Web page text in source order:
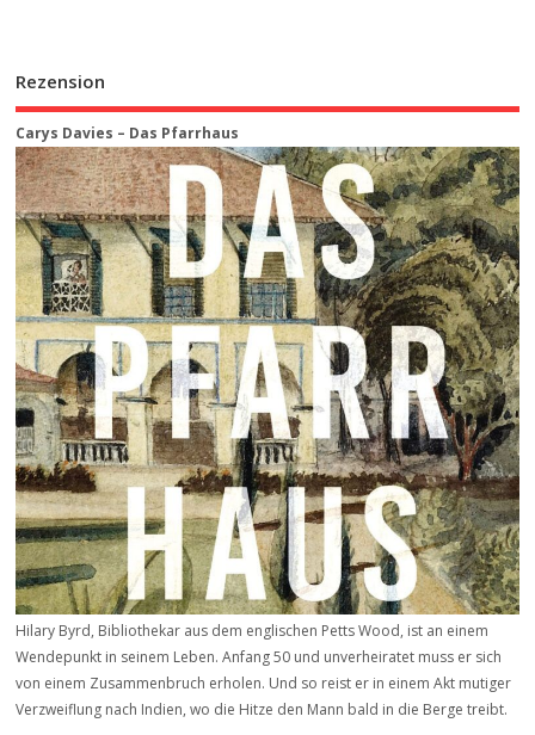
Rezension
Carys Davies – Das Pfarrhaus
Hilary Byrd, Bibliothekar aus dem englischen Petts Wood, ist an einem
Wendepunkt in seinem Leben. Anfang 50 und unverheiratet muss er sich
von einem Zusammenbruch erholen. Und so reist er in einem Akt mutiger
Verzweiflung nach Indien, wo die Hitze den Mann bald in die Berge treibt.